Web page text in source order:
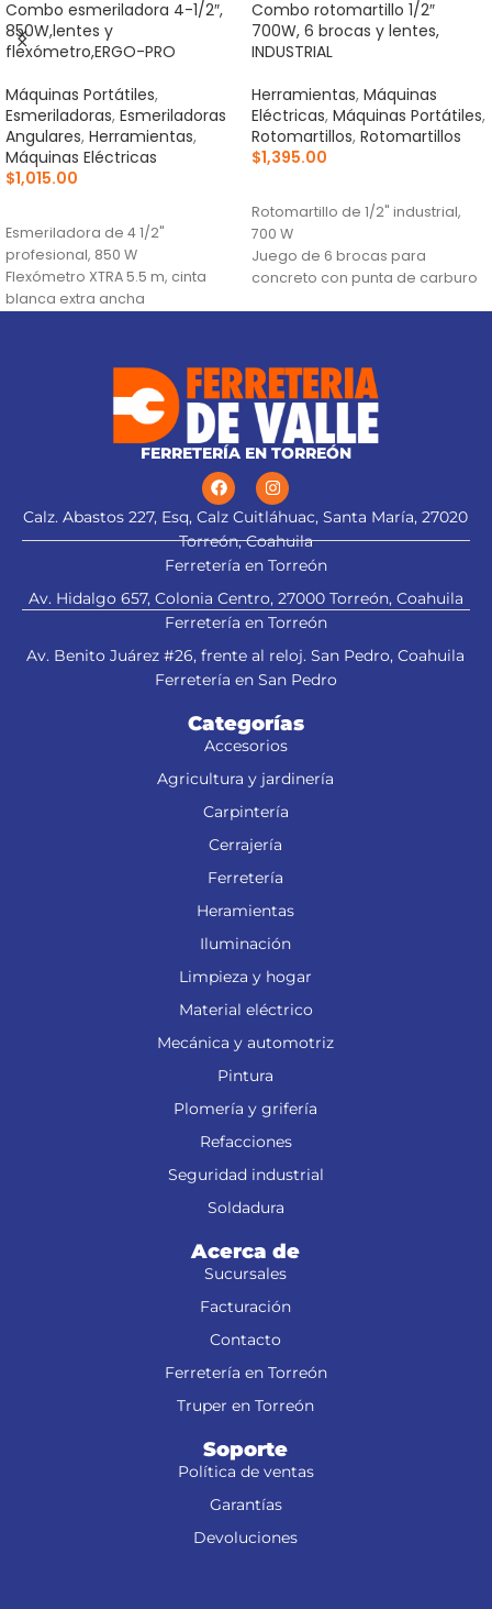
Combo esmeriladora 4-1/2″,
850W,lentes y
flexómetro,ERGO-PRO
Máquinas Portátiles,
Esmeriladoras, Esmeriladoras
Angulares, Herramientas,
Máquinas Eléctricas
$1,015.00
Esmeriladora de 4 1/2"
profesional, 850 W
Flexómetro XTRA 5.5 m, cinta
blanca extra ancha
alt="Aplica a
esmeriladora" title="Aplica a
Combo rotomartillo 1/2″
700W, 6 brocas y lentes,
INDUSTRIAL
Herramientas, Máquinas
Eléctricas, Máquinas Portátiles,
Rotomartillos, Rotomartillos
$1,395.00
Rotomartillo de 1/2" industrial,
700 W
Juego de 6 brocas para
concreto con punta de carburo
antiempañante
FERRETERÍA EN TORREÓN
Calz. Abastos 227, Esq, Calz Cuitláhuac, Santa María, 27020
Torreón, Coahuila
Ferretería en Torreón
Av. Hidalgo 657, Colonia Centro, 27000 Torreón, Coahuila
Ferretería en Torreón
Av. Benito Juárez #26, frente al reloj. San Pedro, Coahuila
Ferretería en San Pedro
Categorías
Accesorios
Agricultura y jardinería
Carpintería
Cerrajería
Ferretería
Heramientas
Iluminación
Limpieza y hogar
Material eléctrico
Mecánica y automotriz
Pintura
Plomería y grifería
Refacciones
Seguridad industrial
Soldadura
Acerca de
Sucursales
Facturación
Contacto
Ferretería en Torreón
Truper en Torreón
Soporte
Política de ventas
Garantías
Devoluciones